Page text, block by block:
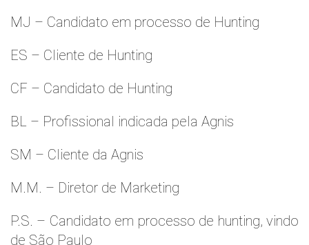
MJ – Candidato em processo de Hunting
ES – Cliente de Hunting
CF – Candidato de Hunting
BL – Profissional indicada pela Agnis
SM – Cliente da Agnis
M.M. – Diretor de Marketing
P.S. – Candidato em processo de hunting, vindo
de São Paulo